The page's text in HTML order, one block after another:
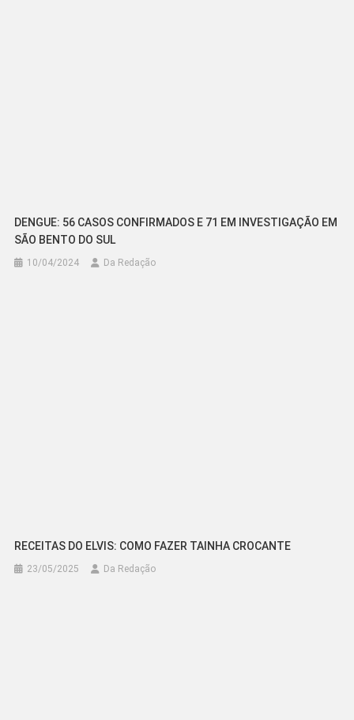
DENGUE: 56 CASOS CONFIRMADOS E 71 EM INVESTIGAÇÃO EM
SÃO BENTO DO SUL
10/04/2024 Da Redação
RECEITAS DO ELVIS: COMO FAZER TAINHA CROCANTE
23/05/2025 Da Redação